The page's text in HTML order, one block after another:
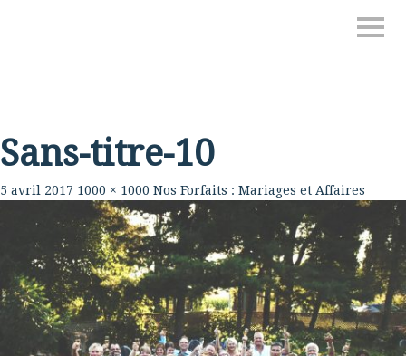
Sans-titre-10
5 avril 2017 1000 × 1000 Nos Forfaits : Mariages et Affaires